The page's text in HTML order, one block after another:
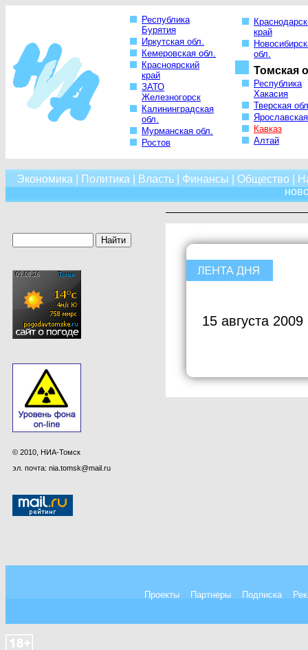
Республика
Бурятия
Иркутская обл.
Кемеровская обл.
Красноярский
край
ЗАТО
Железногорск
Калининградская
обл.
Мурманская обл.
Ростов
край
обл.
Томская
Республика
Хакасия
Тверская
Кавказ
Алтай
Экономика Политика Власть| Финансы Общество
© 2010, НИА-Томск
эл. почта: nia.tomsk@mail.ru
15 августа 2009
Проекты Партнеры Подписка